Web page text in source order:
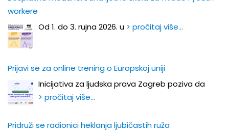
workere
Od 1. do 3. rujna 2026. u > pročitaj više…
Prijavi se za online trening o Europskoj uniji
Inicijativa za ljudska prava Zagreb poziva da
> pročitaj više…
Pridruži se radionici heklanja ljubičastih ruža